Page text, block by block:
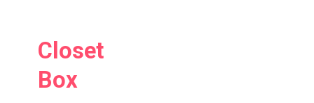
Closet
Box